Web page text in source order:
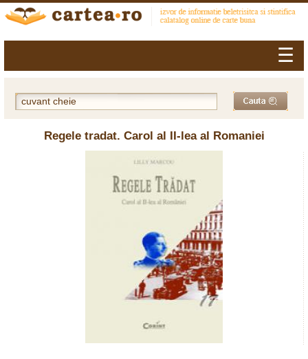
☰
Regele tradat. Carol al II-lea al Romaniei